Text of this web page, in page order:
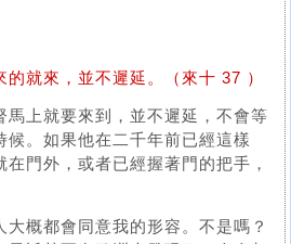
就來，並不遲延。（來十 37 ）
馬上就要來到，並不遲延，不會等
候。如果他在二千年前已經這樣
門外，或者已經握著門的把手，
概都會同意我的形容。不是嗎？